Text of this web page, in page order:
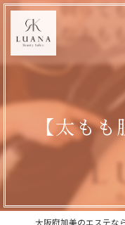
【太も